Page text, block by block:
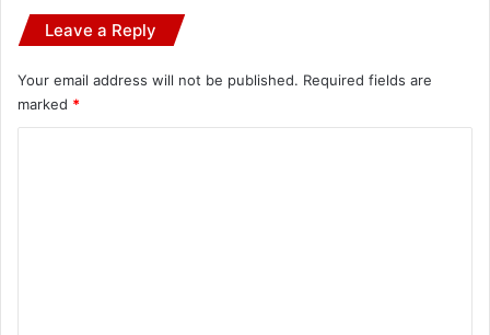
Leave a Reply
Your email address will not be published. Required fields are
marked *